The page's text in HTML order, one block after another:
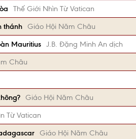
Thế Giới Nhìn Từ Vatican
thánh Giáo Hội Năm Châu
Mauritius J.B. Đặng Minh An dịch
Châu
Giáo Hội Năm Châu
Từ Vatican
Giáo Hội Năm Châu